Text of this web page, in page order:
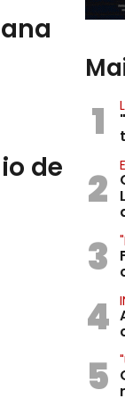
de
1
2
3
4
5